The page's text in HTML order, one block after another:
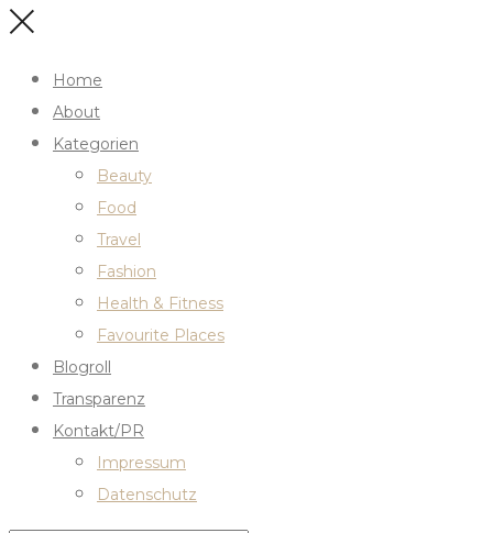
Home
About
Kategorien
Beauty
Food
Travel
Fashion
Health & Fitness
Favourite Places
Blogroll
Transparenz
Kontakt/PR
Impressum
Datenschutz